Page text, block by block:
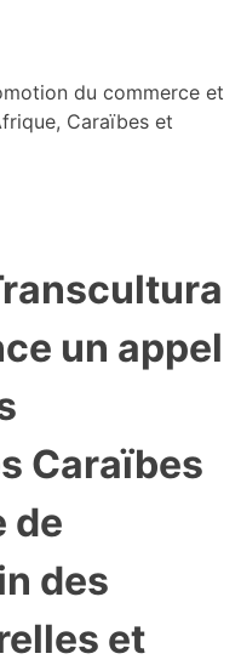
du commerce et
Caraïbes et
un appel
Caraïbes
de
des
et